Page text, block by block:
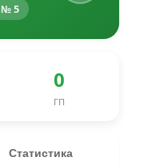
№ 5
0
ГП
Статистика